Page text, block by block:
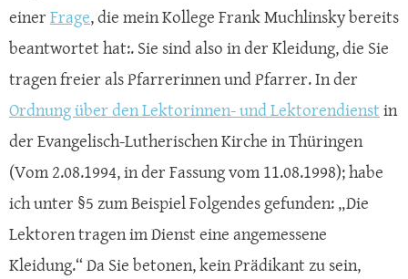
einerFrage, die mein Kollege Frank Muchlinsky bereits
beantwortet hat:. Sie sind also in der Kleidung, die Sie
tragen freier als Pfarrerinnen und Pfarrer. In der
Ordnung über den Lektorinnen- und Lektorendienstin
der Evangelisch-Lutherischen Kirche in Thüringen
(Vom 2.08.1994, in der Fassung vom 11.08.1998); habe
ich unter §5 zum Beispiel Folgendes gefunden: „Die
Lektoren tragen im Dienst eine angemessene
Kleidung.“ Da Sie betonen, kein Prädikant zu sein,